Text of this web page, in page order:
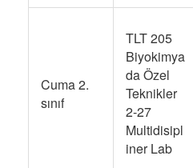
Cuma 2.
sınıf
TLT 205
Biyokimya
da Özel
Teknikler
2-27
Multidisipl
iner Lab